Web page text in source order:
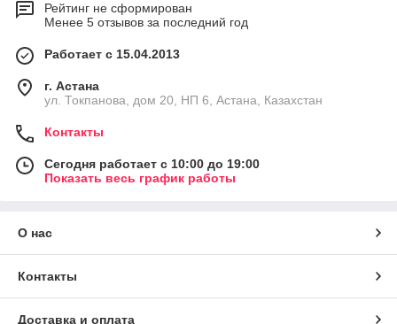
Рейтинг не сформирован
Менее 5 отзывов за последний год
Работает с 15.04.2013
г. Астана
ул. Токпанова, дом 20, НП 6, Астана, Казахстан
Контакты
Сегодня работает с 10:00 до 19:00
Показать весь график работы
О нас
Контакты
Доставка и оплата